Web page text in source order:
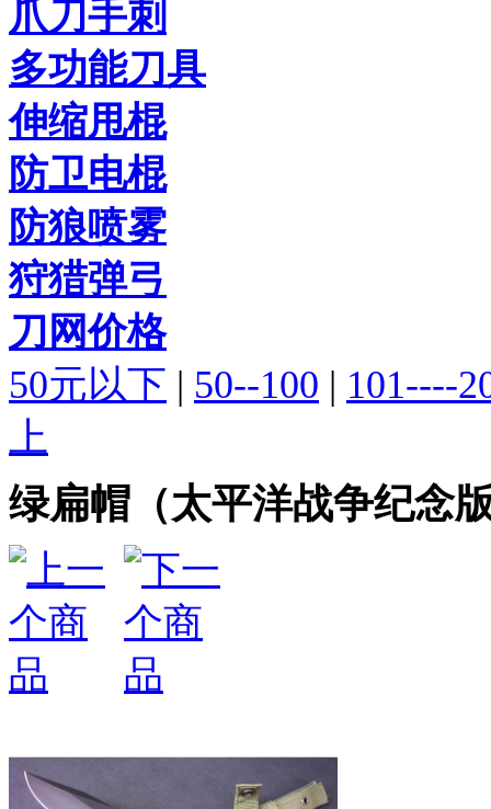
爪刀手刺
多功能刀具
伸缩甩棍
防卫电棍
防狼喷雾
狩猎弹弓
刀网价格
50元以下 | 50--100 | 101----
上
绿扁帽（太平洋战争纪念